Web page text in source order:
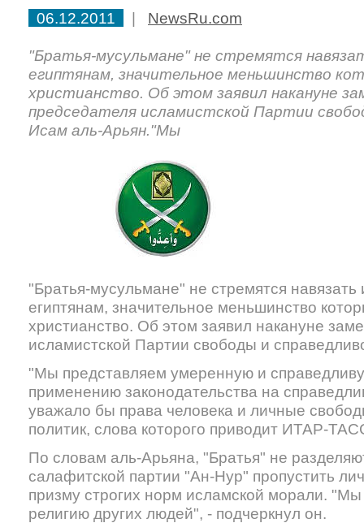
06.12.2011 | NewsRu.com
"Братья-мусульмане" не стремятся
египтянам, значительное меньшинство
христианство. Об этом заявил накануне
председателя исламистской Партии
Исам аль-Арьян."Мы
"Братья-мусульмане" не стремятся
египтянам, значительное меньшинство
христианство. Об этом заявил накануне
исламистской Партии свободы и
"Мы представляем умеренную и
применению законодательства на
уважало бы права человека и личные
политик, слова которого приводит ИТАР-
По словам аль-Арьяна, "Братья" не
салафитской партии "Ан-Нур" пропустить
призму строгих норм исламской морали.
религию других людей", - подчеркнул он.